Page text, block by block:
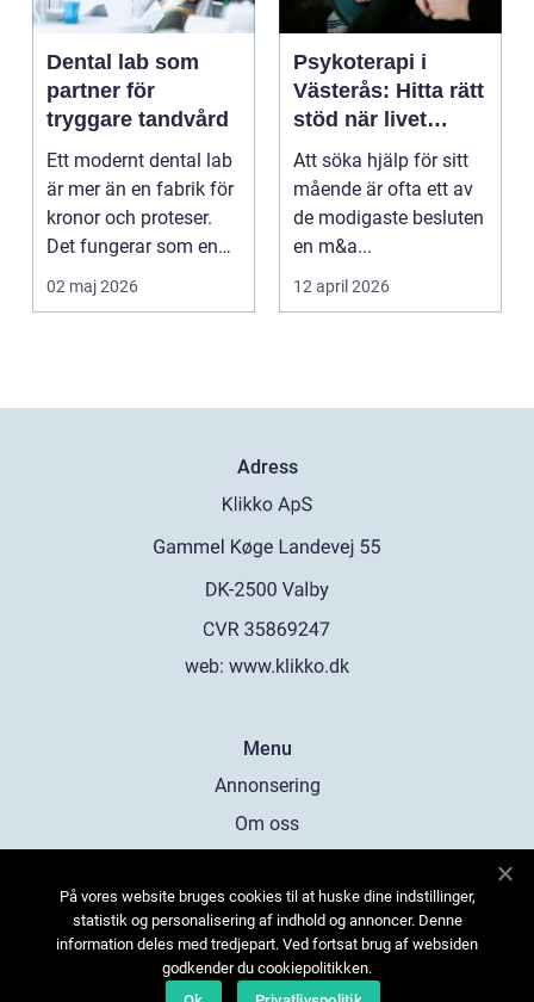
Dental lab som
partner för
tryggare tandvård
Ett modernt dental lab
är mer än en fabrik för
kronor och proteser.
Det fungerar som en
förlängning ...
02 maj 2026
Psykoterapi i
Västerås: Hitta rätt
stöd när livet
skaver
Att söka hjälp för sitt
mående är ofta ett av
de modigaste besluten
en m&a...
12 april 2026
Adress
web: www.klikko.dk
Menu
Annonsering
Om oss
Kontakta oss
Sitemap
På vores website bruges cookies til at huske dine indstillinger,
statistik og personalisering af indhold og annoncer. Denne
information deles med tredjepart. Ved fortsat brug af websiden
godkender du cookiepolitikken.